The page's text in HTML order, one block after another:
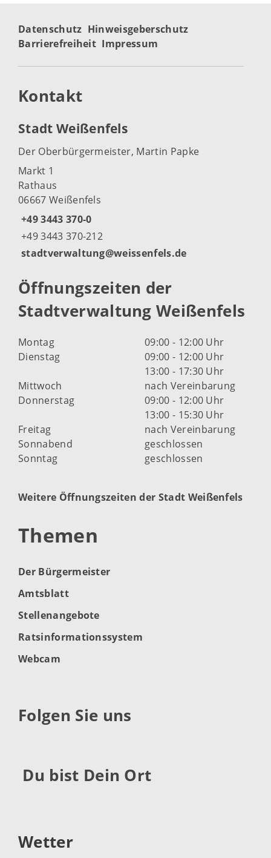
Datenschutz Hinweisgeberschutz
Barrierefreiheit Impressum
Kontakt
Stadt Weißenfels
Der Oberbürgermeister, Martin Papke
Markt 1
Rathaus
06667 Weißenfels
+49 3443 370-0
+49 3443 370-212
stadtverwaltung@weissenfels.de
Öffnungszeiten der
Stadtverwaltung Weißenfels
Montag
09:00 - 12:00 Uhr
Dienstag
09:00 - 12:00 Uhr
13:00 - 17:30 Uhr
Mittwoch
nach Vereinbarung
Donnerstag
09:00 - 12:00 Uhr
13:00 - 15:30 Uhr
Freitag
nach Vereinbarung
Sonnabend
geschlossen
Sonntag
geschlossen
Weitere Öffnungszeiten der Stadt Weißenfels
Themen
Der Bürgermeister
Amtsblatt
Stellenangebote
Ratsinformationssystem
Webcam
Folgen Sie uns
Du bist Dein Ort
Wetter